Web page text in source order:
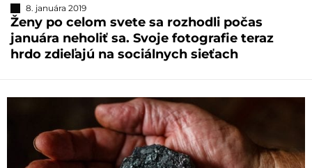
8. januára 2019
Ženy po celom svete sa rozhodli počas
januára neholiť sa. Svoje fotografie teraz
hrdo zdieľajú na sociálnych sieťach